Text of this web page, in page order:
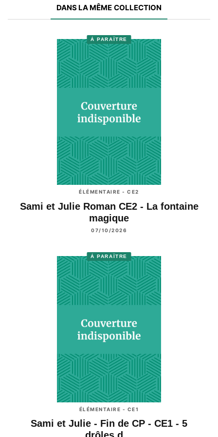
DANS LA MÊME COLLECTION
À PARAÎTRE
ÉLÉMENTAIRE - CE2
Sami et Julie Roman CE2 - La fontaine
magique
07/10/2026
À PARAÎTRE
ÉLÉMENTAIRE - CE1
Sami et Julie - Fin de CP - CE1 - 5